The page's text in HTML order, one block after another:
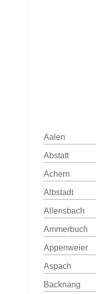
Aalen
Abstatt
Achern
Albstadt
Allensbach
Ammerbuch
Appenweier
Aspach
Backnang